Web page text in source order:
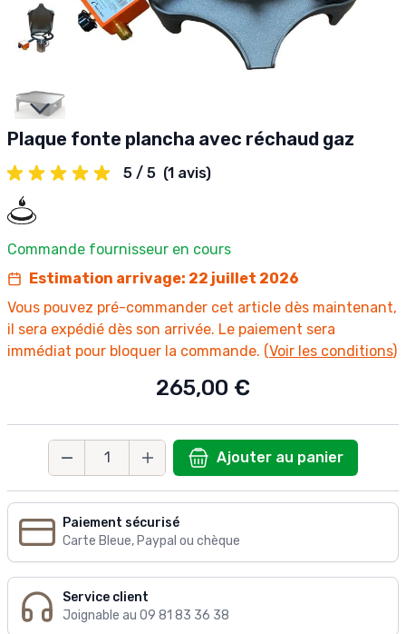
Slides suivantes
Plaque fonte plancha avec réchaud gaz
5 / 5 (1 avis)
Commande fournisseur en cours
Estimation arrivage: 22 juillet 2026
Vous pouvez pré-commander cet article dès maintenant,
il sera expédié dès son arrivée. Le paiement sera
immédiat pour bloquer la commande. (Voir les conditions)
265,00 €
Quantité
Ajouter au panier
Paiement sécurisé
Carte Bleue, Paypal ou chèque
Service client
Joignable au 09 81 83 36 38